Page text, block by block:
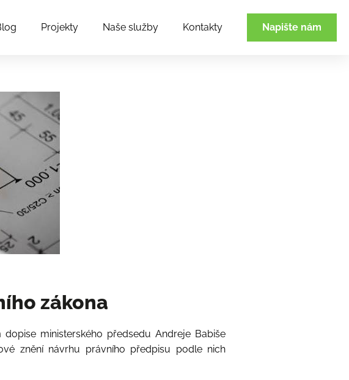
Projekty Naše služby Kontakty Napište nám
zákona
ministerského předsedu Andreje Babiše
znění návrhu právního předpisu podle nich